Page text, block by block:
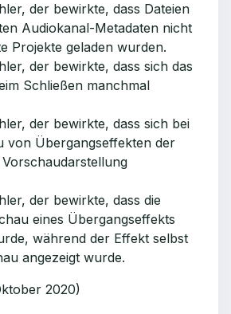
der bewirkte, dass Dateien
Audiokanal-Metadaten nicht
Projekte geladen wurden.
der bewirkte, dass sich das
Schließen manchmal
der bewirkte, dass sich bei
von Übergangseffekten der
der bewirkte, dass die
eines Übergangseffekts
während der Effekt selbst
angezeigt wurde.
2020)